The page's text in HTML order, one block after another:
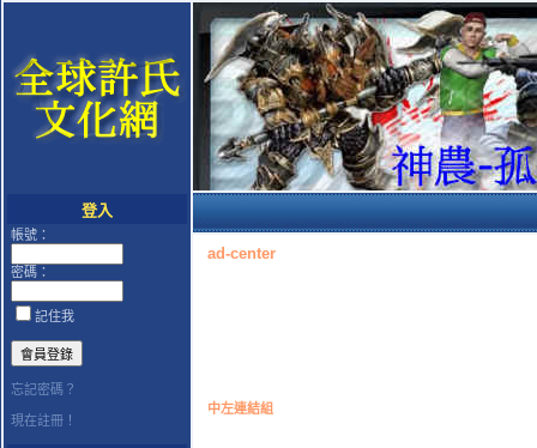
登入
帳號：
密碼：
記住我
忘記密碼？
現在註冊！
ad-center
中左連結組